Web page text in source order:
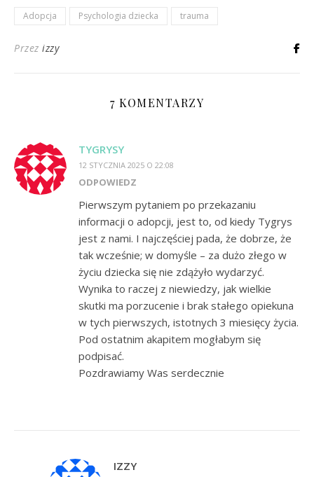
Adopcja Psychologia dziecka trauma
Przez izzy
7 KOMENTARZY
TYGRYSY
12 STYCZNIA 2025 O 22:08
ODPOWIEDZ
Pierwszym pytaniem po przekazaniu
informacji o adopcji, jest to, od kiedy Tygrys
jest z nami. I najczęściej pada, że dobrze, że
tak wcześnie; w domyśle – za dużo złego w
życiu dziecka się nie zdążyło wydarzyć.
Wynika to raczej z niewiedzy, jak wielkie
skutki ma porzucenie i brak stałego opiekuna
w tych pierwszych, istotnych 3 miesięcy życia.
Pod ostatnim akapitem mogłabym się
podpisać.
Pozdrawiamy Was serdecznie
IZZY